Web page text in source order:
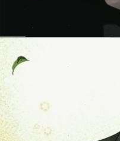
https://